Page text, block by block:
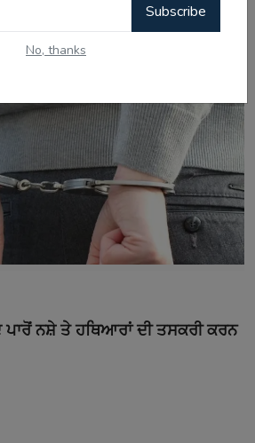
Subscribe
No, thanks
ਪੈਨਲ ਨੇ ਪੰਜਾਬ ਸਰਕਾਰ ਨਾਲ ਅੱਗੇ
ਨਸ਼ੇ ਤੇ ਹਥਿਆਰਾਂ ਦੀ ਤਸਕਰੀ ਕਰਨ